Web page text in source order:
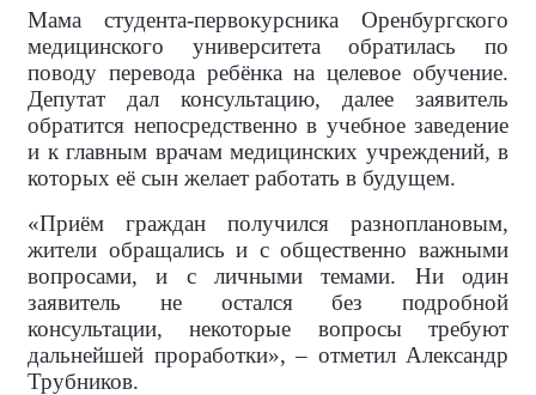
Мама студента-первокурсника Оренбургского
медицинского университета обратилась по
поводу перевода ребёнка на целевое обучение.
Депутат дал консультацию, далее заявитель
обратится непосредственно в учебное заведение
и к главным врачам медицинских учреждений, в
которых её сын желает работать в будущем.
«Приём граждан получился разноплановым,
жители обращались и с общественно важными
вопросами, и с личными темами. Ни один
заявитель не остался без подробной
консультации, некоторые вопросы требуют
дальнейшей проработки», – отметил Александр
Трубников.